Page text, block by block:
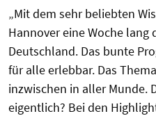
„Mitdem sehr beliebten
Hannover eine Woche lang
Deutschland. Das bunte
für alle erlebbar. Das
inzwischen in aller Munde.
eigentlich? Bei den